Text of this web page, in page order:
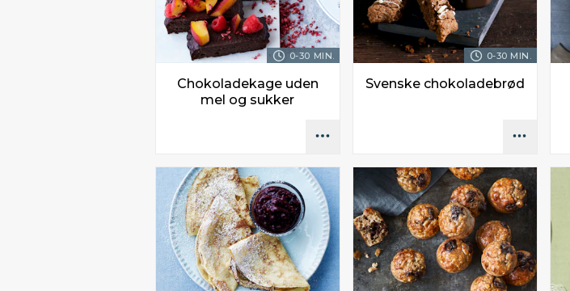
0-30 MIN.
Chokoladekage uden
mel og sukker
0-30 MIN.
Svenske chokoladebrød